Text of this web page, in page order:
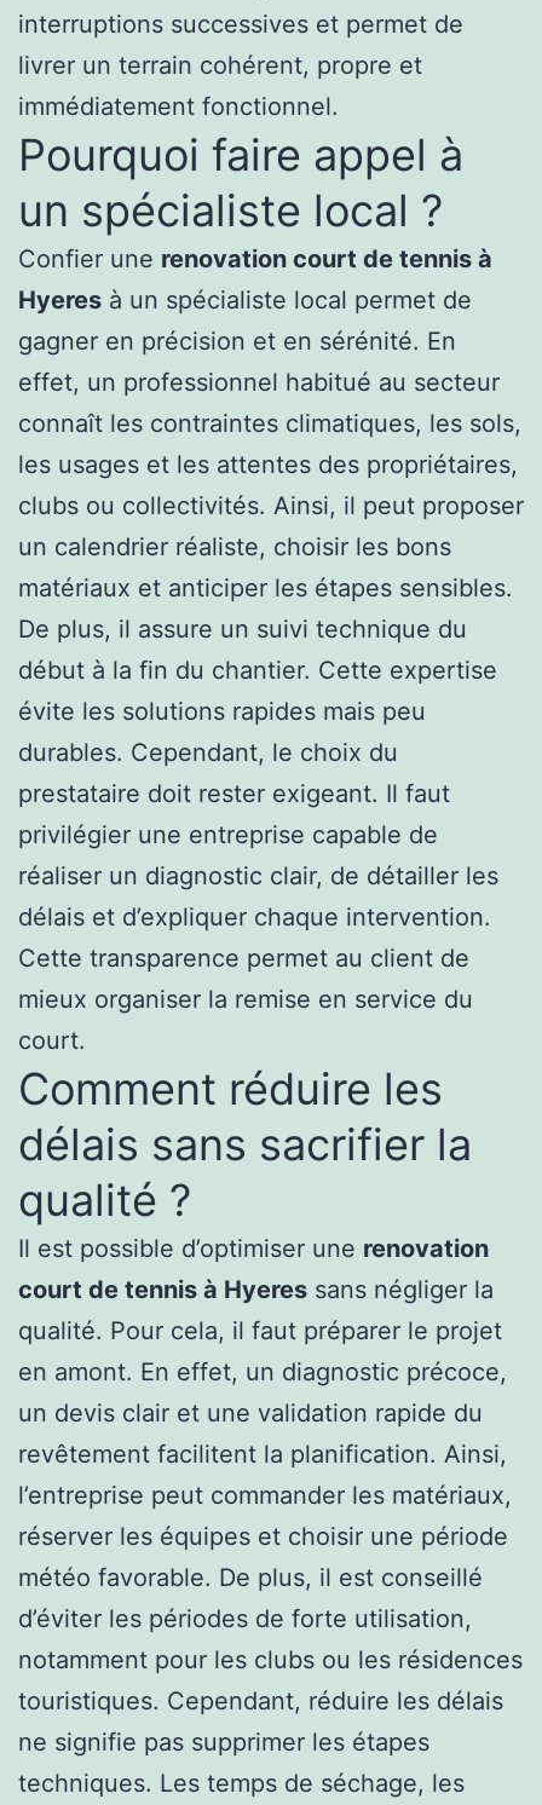
interruptions successives et permet de
livrer un terrain cohérent, propre et
immédiatement fonctionnel.
Pourquoi faire appel à
un spécialiste local ?
Confier une renovation court de tennis à
Hyeres à un spécialiste local permet de
gagner en précision et en sérénité. En
effet, un professionnel habitué au secteur
connaît les contraintes climatiques, les sols,
les usages et les attentes des propriétaires,
clubs ou collectivités. Ainsi, il peut proposer
un calendrier réaliste, choisir les bons
matériaux et anticiper les étapes sensibles.
De plus, il assure un suivi technique du
début à la fin du chantier. Cette expertise
évite les solutions rapides mais peu
durables. Cependant, le choix du
prestataire doit rester exigeant. Il faut
privilégier une entreprise capable de
réaliser un diagnostic clair, de détailler les
délais et d’expliquer chaque intervention.
Cette transparence permet au client de
mieux organiser la remise en service du
court.
Comment réduire les
délais sans sacrifier la
qualité ?
Il est possible d’optimiser une renovation
court de tennis à Hyeres sans négliger la
qualité. Pour cela, il faut préparer le projet
en amont. En effet, un diagnostic précoce,
un devis clair et une validation rapide du
revêtement facilitent la planification. Ainsi,
l’entreprise peut commander les matériaux,
réserver les équipes et choisir une période
météo favorable. De plus, il est conseillé
d’éviter les périodes de forte utilisation,
notamment pour les clubs ou les résidences
touristiques. Cependant, réduire les délais
ne signifie pas supprimer les étapes
techniques. Les temps de séchage, les